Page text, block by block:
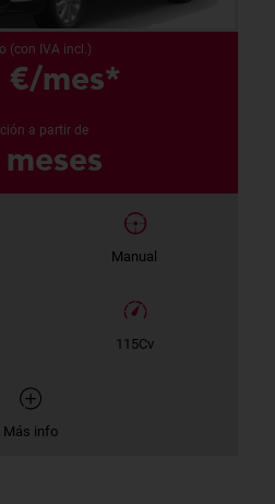
(con IVA incl.)
€/mes*
a partir de
Manual
115Cv
Más info